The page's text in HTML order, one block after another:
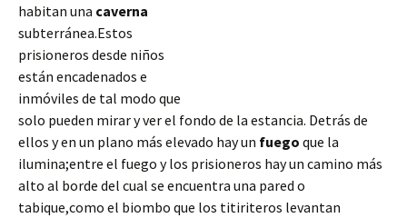
habitan una caverna
subterránea.Estos
prisioneros desde niños
están encadenados e
inmóviles de tal modo que
solo pueden mirar y ver el fondo de la estancia. Detrás de
ellos y en un plano más elevado hay un fuego que la
ilumina;entre el fuego y los prisioneros hay un camino más
alto al borde del cual se encuentra una pared o
tabique,como el biombo que los titiriteros levantan